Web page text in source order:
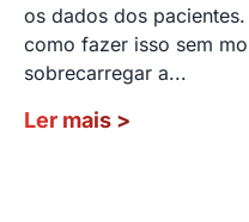
os dados dos
como fazer isso sem
sobrecarregar a...
Ler mais >